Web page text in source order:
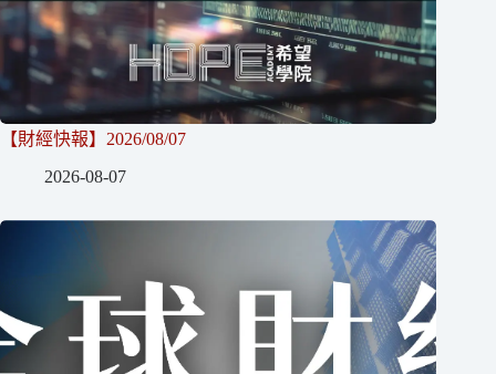
【財經快報】2026/08/07
2026-08-07